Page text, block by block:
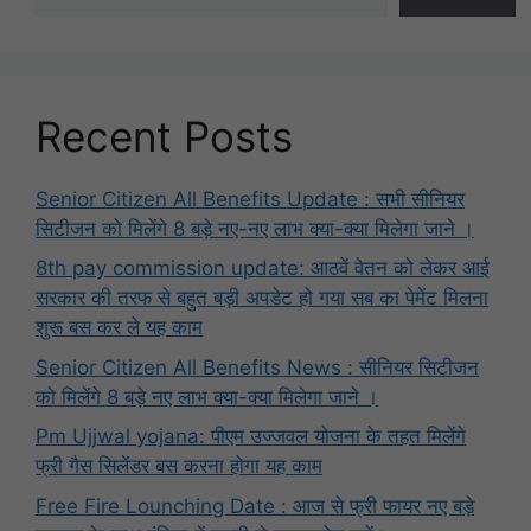
Recent Posts
Senior Citizen All Benefits Update : सभी सीनियर
सिटीजन को मिलेंगे 8 बड़े नए-नए लाभ क्या-क्या मिलेगा जाने ।
8th pay commission update: आठवें वेतन को लेकर आई
सरकार की तरफ से बहुत बड़ी अपडेट हो गया सब का पेमेंट मिलना
शुरू बस कर ले यह काम
Senior Citizen All Benefits News : सीनियर सिटीजन
को मिलेंगे 8 बड़े नए लाभ क्या-क्या मिलेगा जाने ।
Pm Ujjwal yojana: पीएम उज्जवल योजना के तहत मिलेंगे
फ्री गैस सिलेंडर बस करना होगा यह काम
Free Fire Lounching Date : आज से फ्री फायर नए बड़े